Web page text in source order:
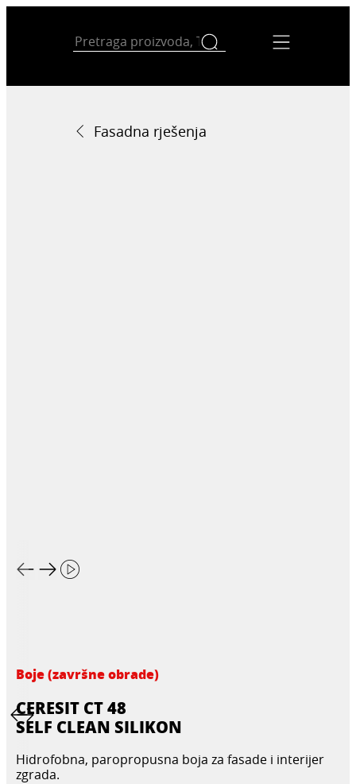
Fasadna rješenja
Boje (završne obrade)
CERESIT CT 48
SELF CLEAN SILIKON
Hidrofobna, paropropusna boja za fasade i interijer
zgrada.